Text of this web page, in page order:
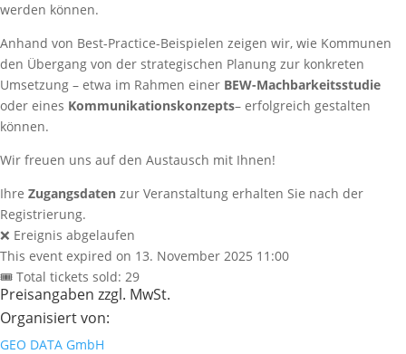
werden können.
Anhand von Best-Practice-Beispielen zeigen wir, wie Kommunen
den Übergang von der strategischen Planung zur konkreten
Umsetzung – etwa im Rahmen einer BEW-Machbarkeitsstudie
oder eines Kommunikationskonzepts– erfolgreich gestalten
können.
Wir freuen uns auf den Austausch mit Ihnen!
Ihre Zugangsdaten zur Veranstaltung erhalten Sie nach der
Registrierung.
❌ Ereignis abgelaufen
This event expired on 13. November 2025 11:00
🎟 Total tickets sold: 29
Preisangaben zzgl. MwSt.
Organisiert von:
GEO DATA GmbH